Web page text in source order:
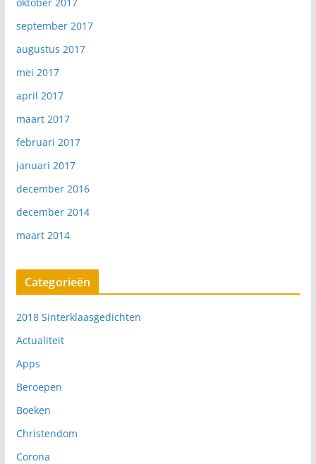
september 2017
augustus 2017
mei 2017
april 2017
maart 2017
februari 2017
januari 2017
december 2016
december 2014
maart 2014
Categorieën
2018 Sinterklaasgedichten
Actualiteit
Apps
Beroepen
Boeken
Christendom
Corona